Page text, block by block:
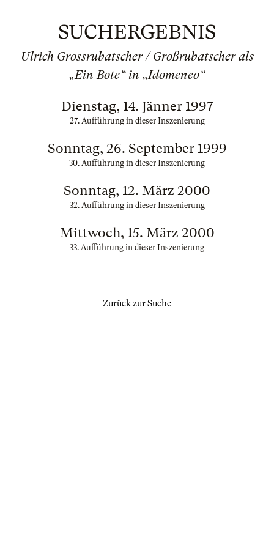
SUCHERGEBNIS
Ulrich Grossrubatscher / Großrubatscher als
„Ein Bote“ in „Idomeneo“
Dienstag, 14. Jänner 1997
27. Aufführung in dieser Inszenierung
Sonntag, 26. September 1999
30. Aufführung in dieser Inszenierung
Sonntag, 12. März 2000
32. Aufführung in dieser Inszenierung
Mittwoch, 15. März 2000
33. Aufführung in dieser Inszenierung
Zurück zur Suche